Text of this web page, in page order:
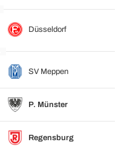
Düsseldorf
SV Meppen
P. Münster
Regensburg